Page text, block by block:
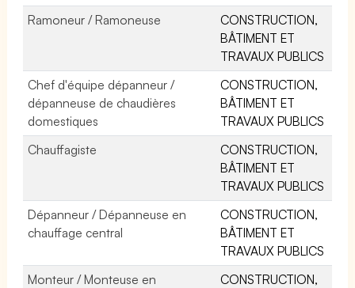
Ramoneur / Ramoneuse
CONSTRUCTION,
BÂTIMENT ET
TRAVAUX PUBLICS
Chef d'équipe dépanneur /
dépanneuse de chaudières
domestiques
CONSTRUCTION,
BÂTIMENT ET
TRAVAUX PUBLICS
Chauffagiste
CONSTRUCTION,
BÂTIMENT ET
TRAVAUX PUBLICS
Dépanneur / Dépanneuse en
chauffage central
CONSTRUCTION,
BÂTIMENT ET
TRAVAUX PUBLICS
Monteur / Monteuse en
CONSTRUCTION,